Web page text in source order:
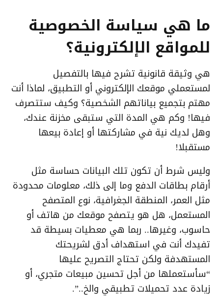
ما هي سياسة الخصوصية
للمواقع الإلكترونية؟
هي وثيقة قانونية تشرح فيها بالتفصيل
لمستعملي موقعك الإلكتروني أو التطبيق، لماذا أنت
مهتم بتجميع بياناتهم الشخصية؟ وكيف ستتصرف
فيها! وكم هي المدة التي ستبقى مخزنة عندك،
وهل لديك نية في مشاركتها أو إعادة بيعها
مستقبلا!
وليس شرط أن تكون تلك البيانات حساسة مثل
أرقام بطاقات الدفع وما إلى ذلك، معلومات محدودة
مثل العمر، المنطقة الجغرافية، نوع المتصفح
المستعمل، هل هو يتصفح موقعك من هاتف أو
حاسوب، وغيرها.. ربما هي معطيات بسيطة قد
تفيدك أنت في استهداف أدق لشريحتك
المستهدفة ولكن تحتاج التصريح عليها
“سأستعملها من أجل تحسين مبيعات متجري، أو
زيادة عدد تحميلات تطبيقي والخ..”.